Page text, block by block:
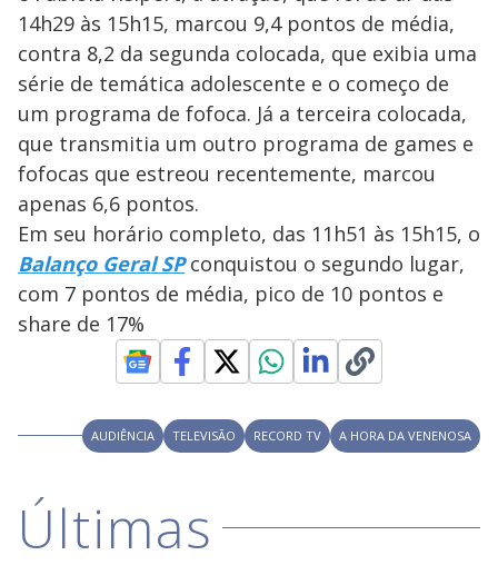
14h29 às 15h15, marcou 9,4 pontos de média,
contra 8,2 da segunda colocada, que exibia uma
série de temática adolescente e o começo de
um programa de fofoca. Já a terceira colocada,
que transmitia um outro programa de games e
fofocas que estreou recentemente, marcou
apenas 6,6 pontos.
Em seu horário completo, das 11h51 às 15h15, o
Balanço Geral SPconquistou o segundo lugar,
com 7 pontos de média, pico de 10 pontos e
share de 17%
AUDIÊNCIA TELEVISÃO RECORD TV A HORA DA VENENOSA
Últimas